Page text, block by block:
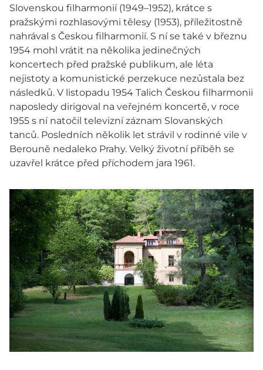
Slovenskou filharmonií (1949–1952), krátce s
pražskými rozhlasovými tělesy (1953), příležitostně
nahrával s Českou filharmonií. S ní se také v březnu
1954 mohl vrátit na několika jedinečných
koncertech před pražské publikum, ale léta
nejistoty a komunistické perzekuce nezůstala bez
následků. V listopadu 1954 Talich Českou filharmonii
naposledy dirigoval na veřejném koncertě, v roce
1955 s ní natočil televizní záznam Slovanských
tanců. Posledních několik let strávil v rodinné vile v
Berouně nedaleko Prahy. Velký životní příběh se
uzavřel krátce před příchodem jara 1961.